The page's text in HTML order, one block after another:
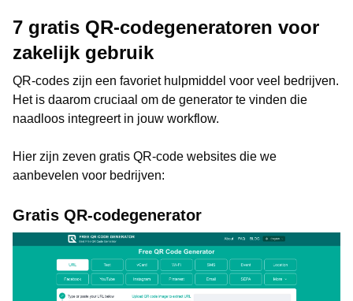
7 gratis QR-codegeneratoren voor
zakelijk gebruik
QR-codes zijn een favoriet hulpmiddel voor veel bedrijven.
Het is daarom cruciaal om de generator te vinden die
naadloos integreert in jouw workflow.
Hier zijn zeven gratis QR-code websites die we
aanbevelen voor bedrijven:
Gratis QR-codegenerator